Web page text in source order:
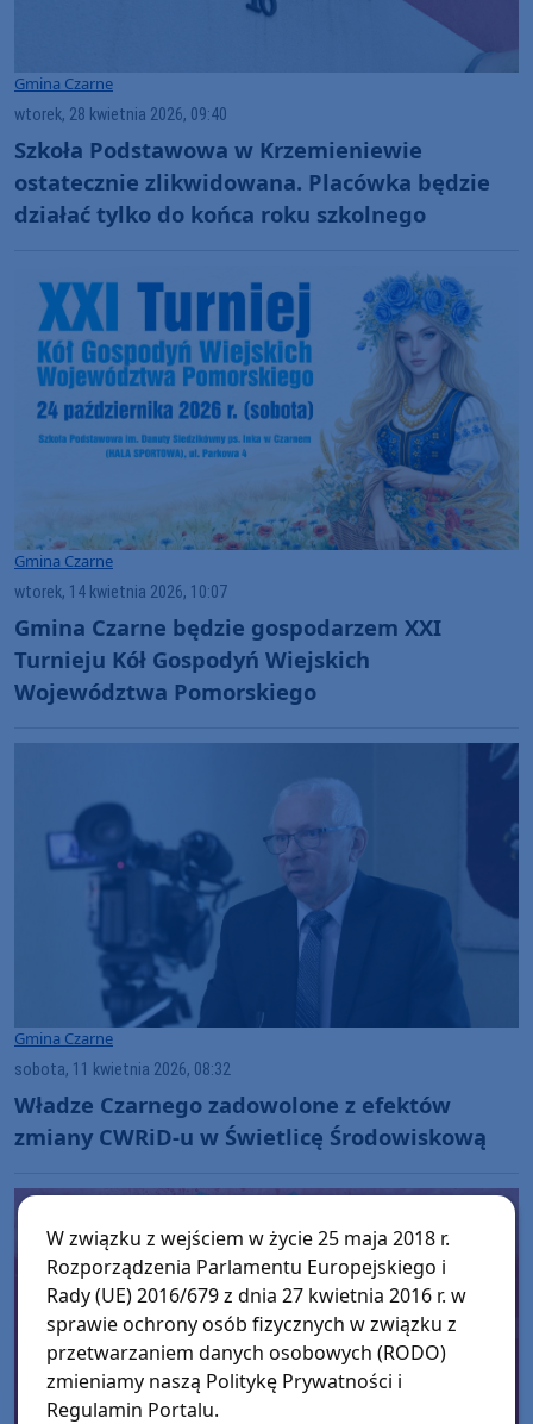
Gmina Czarne
wtorek, 28 kwietnia 2026, 09:40
Szkoła Podstawowa w Krzemieniewie
ostatecznie zlikwidowana. Placówka będzie
działać tylko do końca roku szkolnego
Gmina Czarne
wtorek, 14 kwietnia 2026, 10:07
Gmina Czarne będzie gospodarzem XXI
Turnieju Kół Gospodyń Wiejskich
Województwa Pomorskiego
Gmina Czarne
sobota, 11 kwietnia 2026, 08:32
Władze Czarnego zadowolone z efektów
zmiany CWRiD-u w Świetlicę Środowiskową
W związku z wejściem w życie 25 maja 2018 r.
Rozporządzenia Parlamentu Europejskiego i
Rady (UE) 2016/679 z dnia 27 kwietnia 2016 r. w
sprawie ochrony osób fizycznych w związku z
przetwarzaniem danych osobowych (RODO)
zmieniamy naszą Politykę Prywatności i
Regulamin Portalu.